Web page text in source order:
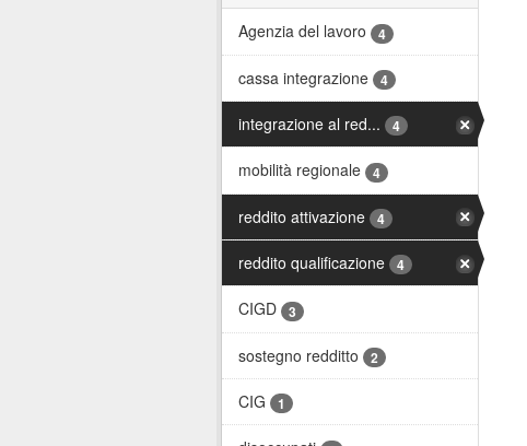
Agenzia del lavoro
4
cassa integrazione 4
integrazione al red... 4
mobilità regionale 4
reddito attivazione 4
reddito qualificazione 4
CIGD 3
sostegno redditto 2
CIG 1